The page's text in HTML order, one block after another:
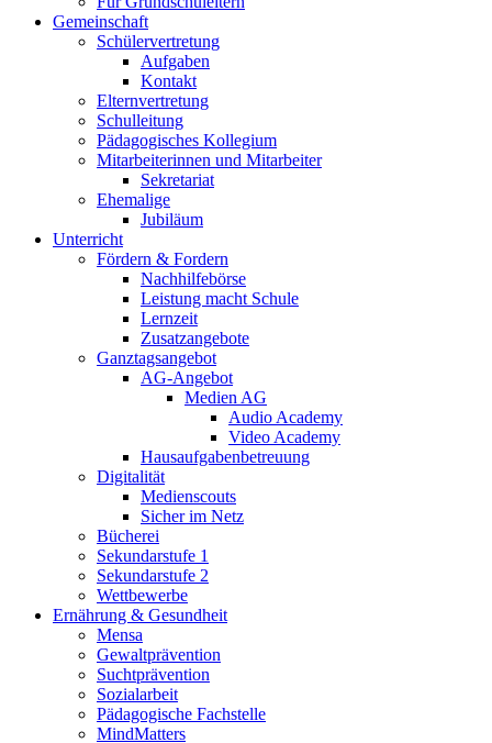
Gemeinschaft
Schülervertretung
Aufgaben
Kontakt
Elternvertretung
Schulleitung
Pädagogisches Kollegium
Mitarbeiterinnen und Mitarbeiter
Sekretariat
Ehemalige
Jubiläum
Unterricht
Fördern & Fordern
Nachhilfebörse
Leistung macht Schule
Lernzeit
Zusatzangebote
Ganztagsangebot
AG-Angebot
Medien AG
Audio Academy
Video Academy
Hausaufgabenbetreuung
Digitalität
Medienscouts
Sicher im Netz
Bücherei
Sekundarstufe 1
Sekundarstufe 2
Wettbewerbe
Ernährung & Gesundheit
Mensa
Gewaltprävention
Suchtprävention
Sozialarbeit
Pädagogische Fachstelle
MindMatters